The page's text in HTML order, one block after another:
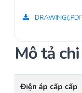
Mô tả
Điện áp cấp cấp